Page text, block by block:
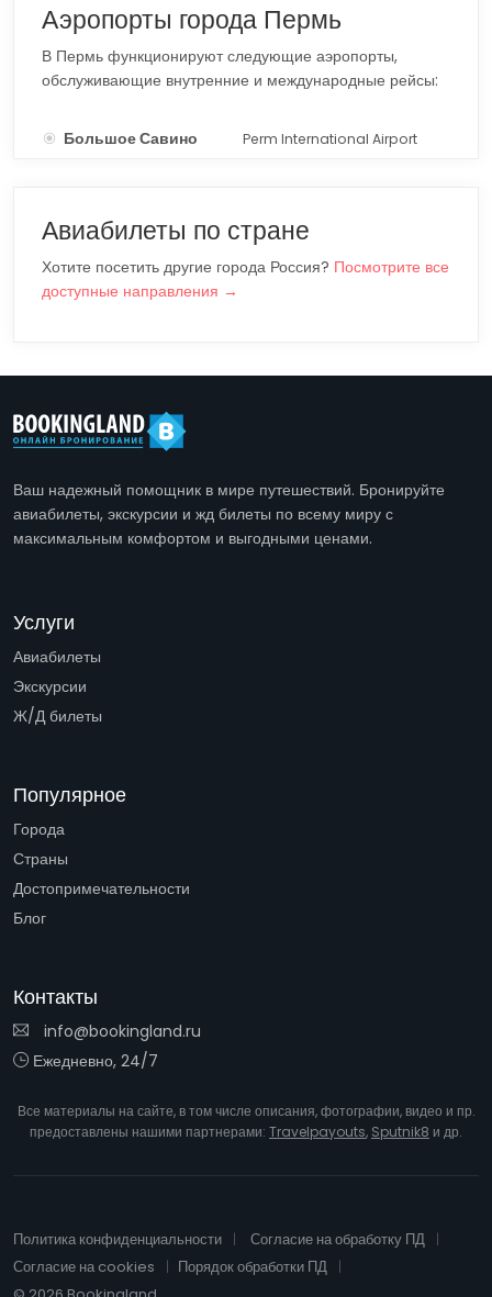
Аэропорты города Пермь
В Пермь функционируют следующие аэропорты,
обслуживающие внутренние и международные рейсы:
Большое Савино Perm International Airport
Авиабилеты по стране
Хотите посетить другие города Россия? Посмотрите все
доступные направления →
Ваш надежный помощник в мире путешествий. Бронируйте
авиабилеты, экскурсии и жд билеты по всему миру с
максимальным комфортом и выгодными ценами.
Услуги
Авиабилеты
Экскурсии
Ж/Д билеты
Популярное
Города
Страны
Достопримечательности
Блог
Контакты
info@bookingland.ru
Ежедневно, 24/7
Все материалы на сайте, в том числе описания, фотографии, видео и пр.
предоставлены нашими партнерами: Travelpayouts, Sputnik8 и др.
Политика конфиденциальности
Согласие на обработку ПД
Согласие на cookies
Порядок обработки ПД